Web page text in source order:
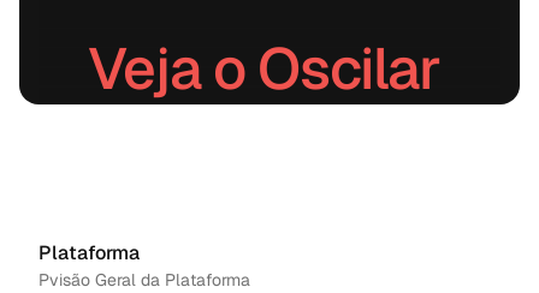
Veja o Oscilar
Plataforma
Pvisão Geral da Plataforma